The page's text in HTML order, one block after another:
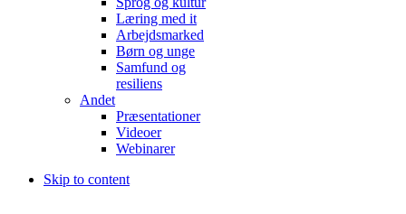
Læring med it
Arbejdsmarked
Børn og unge
Samfund og
resiliens
Andet
Præsentationer
Videoer
Webinarer
Skip to content